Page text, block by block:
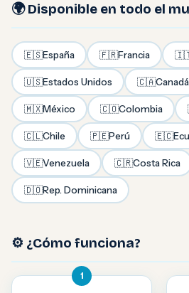
🌍 Disponible en todo el
🇪🇸España 🇫🇷Francia
🇺🇸Estados Unidos 🇨🇦Canadá
🇲🇽México 🇨🇴Colombia
🇨🇱Chile 🇵🇪Perú 🇪🇨
🇻🇪Venezuela 🇨🇷Costa Rica
🇩🇴Rep. Dominicana
⚙️ ¿Cómo funciona?
1